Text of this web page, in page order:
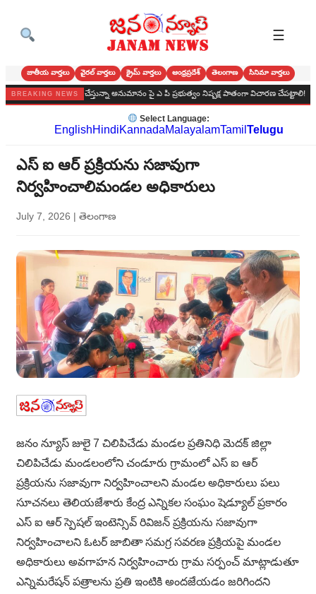
☰
జాతీయ వార్తలు వైరల్ వార్తలు క్రైమ్ వార్తలు ఆంధ్రప్రదేశ్ తెలంగాణ సినిమా వార్తలు
BREAKING NEWS
తండ్రి వ్యక్తం చేస్తున్నా అనుమానం పై ఎ పి ప్రభుత్వం నిష్పక్ష పాతంగా విచారణ చేపట్టాలి!
Select Language:
EnglishHindiKannadaMalayalamTamil Telugu
ఎస్ ఐ ఆర్ ప్రక్రియను సజావుగా
నిర్వహించాలిమండల అధికారులు
July 7, 2026 | తెలంగాణ
జనం న్యూస్ జులై 7 చిలిపిచేడు మండల ప్రతినిధి మెదక్ జిల్లా
చిలిపిచేడు మండలంలోని చండూరు గ్రామంలో ఎస్ ఐ ఆర్
ప్రక్రియను సజావుగా నిర్వహించాలని మండల అధికారులు పలు
సూచనలు తెలియజేశారు కేంద్ర ఎన్నికల సంఘం షెడ్యూల్ ప్రకారం
ఎస్ ఐ ఆర్ స్పెషల్ ఇంటెన్సివ్ రివిజన్ ప్రక్రియను సజావుగా
నిర్వహించాలని ఓటర్ జాబితా సమగ్ర సవరణ ప్రక్రియపై మండల
అధికారులు అవగాహన నిర్వహించారు గ్రామ సర్పంచ్ మాట్లాడుతూ
ఎన్నిమరేషన్ పత్రాలను ప్రతి ఇంటికి అందజేయడం జరిగిందని